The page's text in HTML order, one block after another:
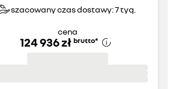
szacowany czas dostawy: 7 tyg.
cena
124 936 zł brutto*